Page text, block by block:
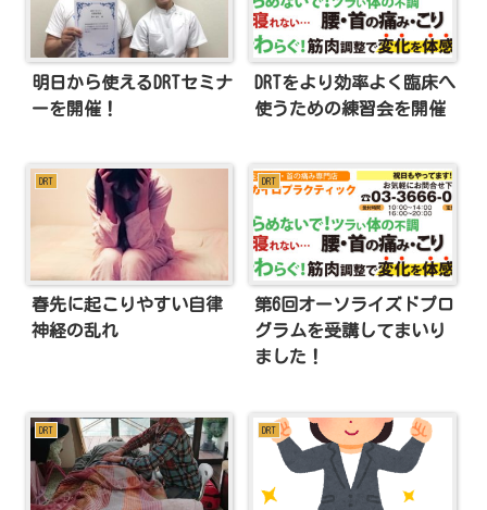
明日から使えるDRTセミナ
ーを開催！
DRTをより効率よく臨床へ
使うための練習会を開催
DRT
春先に起こりやすい自律
神経の乱れ
DRT
第6回オーソライズドプロ
グラムを受講してまいり
ました！
DRT DRT